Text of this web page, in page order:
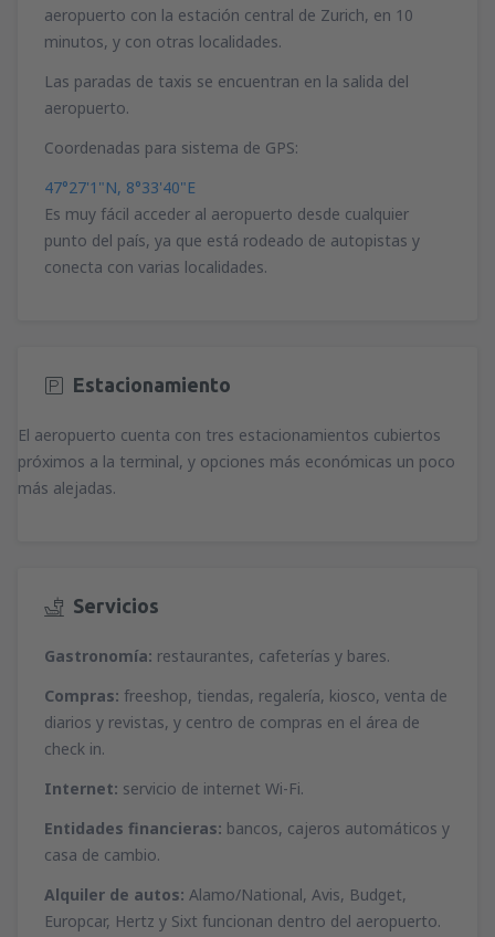
aeropuerto con la estación central de Zurich, en 10
minutos, y con otras localidades.
Las paradas de taxis se encuentran en la salida del
aeropuerto.
Coordenadas para sistema de GPS:
47°27'1"N, 8°33'40"E
Es muy fácil acceder al aeropuerto desde cualquier
punto del país, ya que está rodeado de autopistas y
conecta con varias localidades.
Estacionamiento
El aeropuerto cuenta con tres estacionamientos cubiertos
próximos a la terminal, y opciones más económicas un poco
más alejadas.
Servicios
Gastronomía: restaurantes, cafeterías y bares.
Compras: freeshop, tiendas, regalería, kiosco, venta de
diarios y revistas, y centro de compras en el área de
check in.
Internet: servicio de internet Wi-Fi.
Entidades financieras: bancos, cajeros automáticos y
casa de cambio.
Alquiler de autos: Alamo/National, Avis, Budget,
Europcar, Hertz y Sixt funcionan dentro del aeropuerto.